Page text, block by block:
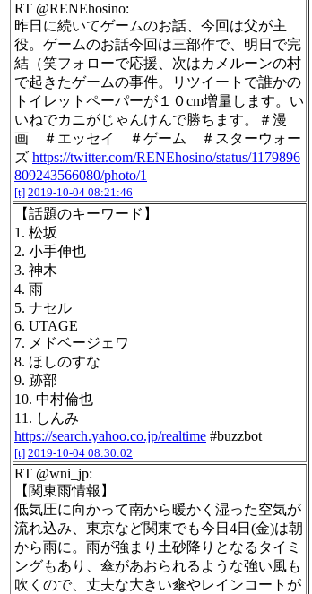
RT @RENEhosino:
昨日に続いてゲームのお話、今回は父が主
役。ゲームのお話今回は三部作で、明日で完
結（笑フォローで応援、次はカメルーンの村
で起きたゲームの事件。リツイートで誰かの
トイレットペーパーが１０cm増量します。い
いねでカニがじゃんけんで勝ちます。＃漫
画 ＃エッセイ ＃ゲーム ＃スターウォー
ズ https://twitter.com/RENEhosino/status/1179896
809243566080/photo/1
[t] 2019-10-04 08:21:46
【話題のキーワード】
1. 松坂
2. 小手伸也
3. 神木
4. 雨
5. ナセル
6. UTAGE
7. メドベージェワ
8. ほしのすな
9. 跡部
10. 中村倫也
11. しんみ
https://search.yahoo.co.jp/realtime #buzzbot
[t] 2019-10-04 08:30:02
RT @wni_jp:
【関東雨情報】
低気圧に向かって南から暖かく湿った空気が
流れ込み、東京など関東でも今日4日(金)は朝
から雨に。雨が強まり土砂降りとなるタイミ
ングもあり、傘があおられるような強い風も
吹くので、丈夫な大きい傘やレインコートが